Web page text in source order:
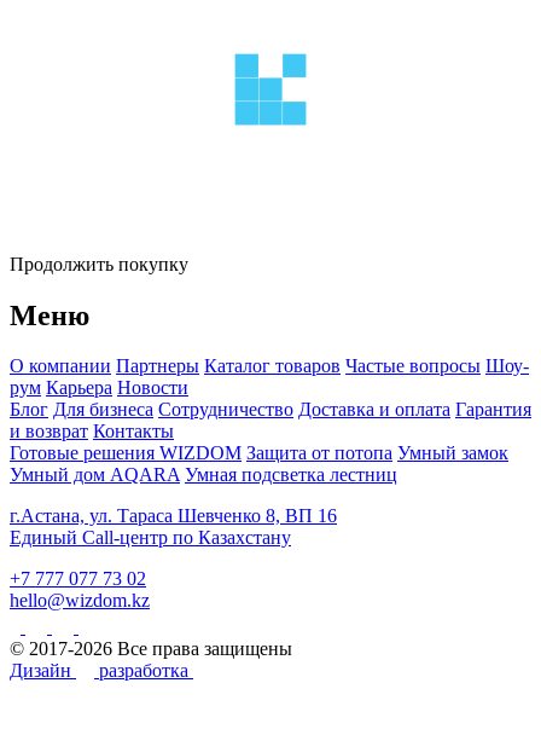
Продолжить покупку
Меню
О компании Партнеры Каталог товаров Частые вопросы Шоу-
рум Карьера Новости
Блог Для бизнеса Сотрудничество Доставка и оплата Гарантия
и возврат Контакты
Готовые решения WIZDOM Защита от потопа Умный замок
Умный дом AQARA Умная подсветка лестниц
г.Астана, ул. Тараса Шевченко 8, ВП 16
Единый Call-центр по Казахстану
+7 777 077 73 02
hello@wizdom.kz
© 2017-2026 Все права защищены
Дизайн
разработка